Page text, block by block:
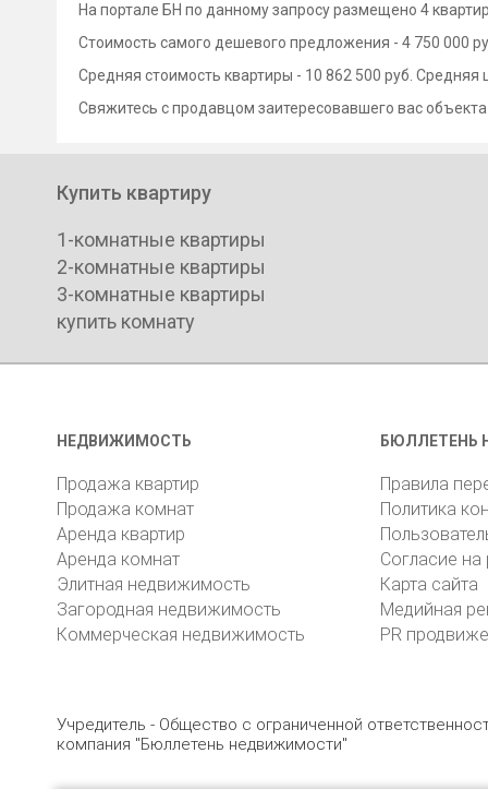
На портале БН по данному запросу размещено 4
Стоимость самого дешевого предложения - 4 750 000
Средняя стоимость квартиры - 10 862 500 руб.
Свяжитесь с продавцом заитересовавшего вас
Купить квартиру
1-комнатные квартиры
2-комнатные квартиры
3-комнатные квартиры
купить комнату
НЕДВИЖИМОСТЬ
Продажа квартир
Продажа комнат
Аренда квартир
Аренда комнат
Элитная недвижимость
Загородная недвижимость
Коммерческая недвижимость
БЮЛЛЕТЕНЬ
Правила
Политика
Согласие
Карта сайта
Медийная
PR
Учредитель - Общество с ограниченной
компания "Бюллетень недвижимости"